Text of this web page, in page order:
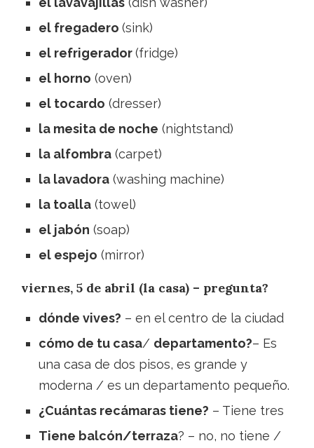
el fregadero (sink)
el refrigerador(fridge)
el horno (oven)
el tocardo (dresser)
la mesita de noche (nightstand)
la alfombra (carpet)
la lavadora (washing machine)
la toalla (towel)
el jabón (soap)
el espejo (mirror)
viernes, 5 de abril (la casa) – pregunta?
dónde vives? – en el centro de la ciudad
cómo de tu casa/ departamento?– Es
una casa de dos pisos, es grande y
moderna / es un departamento pequeño.
¿Cuántas recámaras tiene? – Tiene tres
Tiene balcón/terraza? – no, no tiene /